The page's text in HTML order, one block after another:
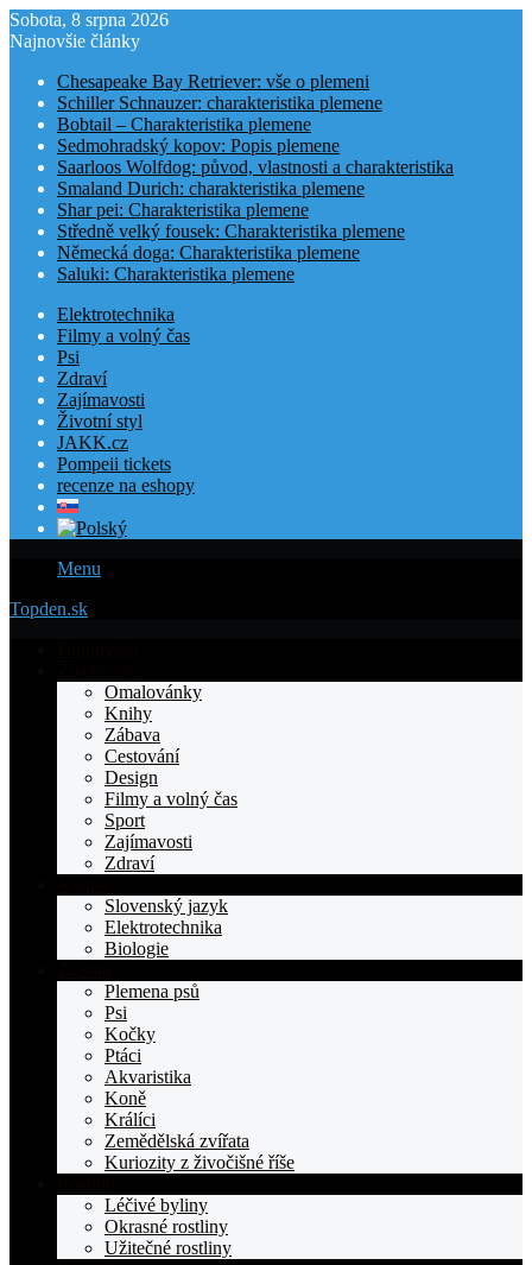
Sobota, 8 srpna 2026
Najnovšie články
Chesapeake Bay Retriever: vše o plemeni
Schiller Schnauzer: charakteristika plemene
Bobtail – Charakteristika plemene
Sedmohradský kopov: Popis plemene
Saarloos Wolfdog: původ, vlastnosti a charakteristika
Smaland Durich: charakteristika plemene
Shar pei: Charakteristika plemene
Středně velký fousek: Charakteristika plemene
Německá doga: Charakteristika plemene
Saluki: Charakteristika plemene
Elektrotechnika
Filmy a volný čas
Psi
Zdraví
Zajímavosti
Životní styl
JAKK.cz
Pompeii tickets
recenze na eshopy
Menu
Topden.sk
Omalovánky
Knihy
Zábava
Cestování
Design
Filmy a volný čas
Sport
Zajímavosti
Zdraví
Slovenský jazyk
Elektrotechnika
Biologie
Plemena psů
Psi
Kočky
Ptáci
Akvaristika
Koně
Králíci
Zemědělská zvířata
Kuriozity z živočišné říše
Léčivé byliny
Okrasné rostliny
Užitečné rostliny